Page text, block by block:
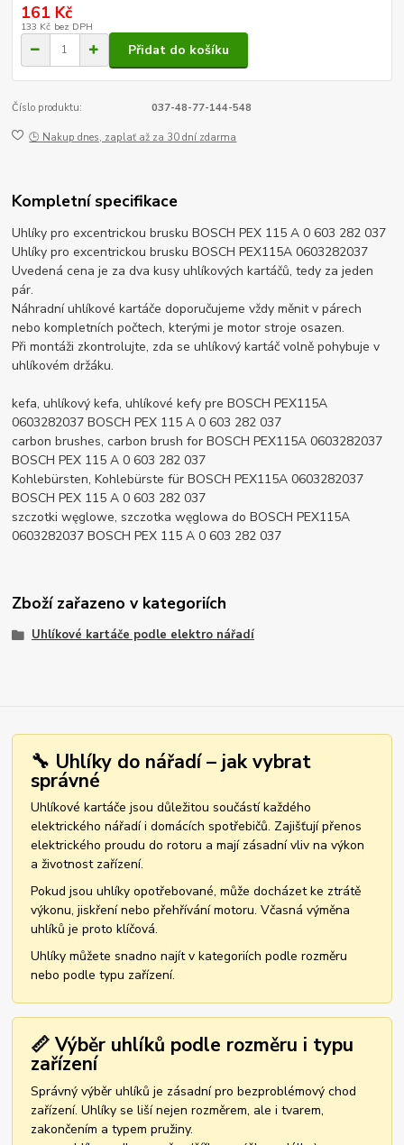
161 Kč
133 Kč bez DPH
Přidat do košíku
Číslo produktu: 037-48-77-144-548
🕒 Nakup dnes, zaplať až za 30 dní zdarma
Kompletní specifikace
Uhlíky pro excentrickou brusku BOSCH PEX 115 A 0 603 282 037
Uhlíky pro excentrickou brusku BOSCH PEX115A 0603282037
Uvedená cena je za dva kusy uhlíkových kartáčů, tedy za jeden
pár.
Náhradní uhlíkové kartáče doporučujeme vždy měnit v párech
nebo kompletních počtech, kterými je motor stroje osazen.
Při montáži zkontrolujte, zda se uhlíkový kartáč volně pohybuje v
uhlíkovém držáku.
kefa, uhlíkový kefa, uhlíkové kefy pre BOSCH PEX115A
0603282037 BOSCH PEX 115 A 0 603 282 037
carbon brushes, carbon brush for BOSCH PEX115A 0603282037
BOSCH PEX 115 A 0 603 282 037
Kohlebürsten, Kohlebürste für BOSCH PEX115A 0603282037
BOSCH PEX 115 A 0 603 282 037
szczotki węglowe, szczotka węglowa do BOSCH PEX115A
0603282037 BOSCH PEX 115 A 0 603 282 037
Zboží zařazeno v kategoriích
Uhlíkové kartáče podle elektro nářadí
🔧 Uhlíky do nářadí – jak vybrat
správné
Uhlíkové kartáče jsou důležitou součástí každého
elektrického nářadí i domácích spotřebičů. Zajišťují přenos
elektrického proudu do rotoru a mají zásadní vliv na výkon
a životnost zařízení.
Pokud jsou uhlíky opotřebované, může docházet ke ztrátě
výkonu, jiskření nebo přehřívání motoru. Včasná výměna
uhlíků je proto klíčová.
Uhlíky můžete snadno najít v kategoriích podle rozměru
nebo podle typu zařízení.
📏 Výběr uhlíků podle rozměru i typu
zařízení
Správný výběr uhlíků je zásadní pro bezproblémový chod
zařízení. Uhlíky se liší nejen rozměrem, ale i tvarem,
zakončením a typem pružiny.